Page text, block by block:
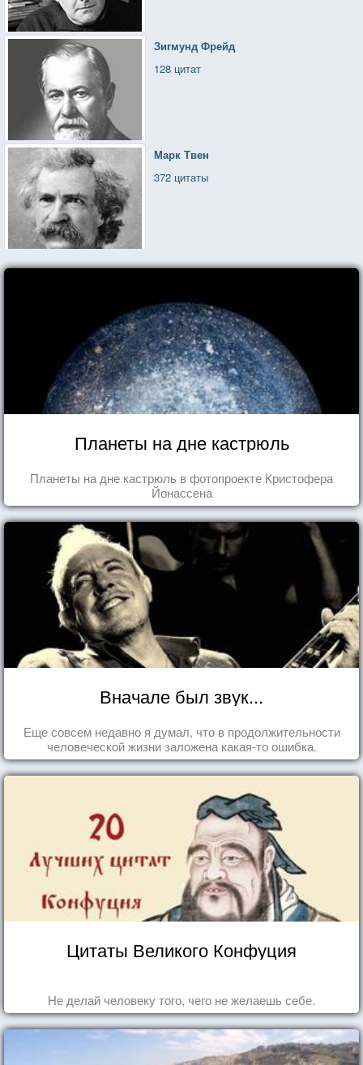
Зигмунд Фрейд
128 цитат
Марк Твен
372 цитаты
Планеты на дне кастрюль
Планеты на дне кастрюль в фотопроекте Кристофера
Йонассена
Вначале был звук...
Еще совсем недавно я думал, что в продолжительности
человеческой жизни заложена какая-то ошибка.
Цитаты Великого Конфуция
Не делай человеку того, чего не желаешь себе.